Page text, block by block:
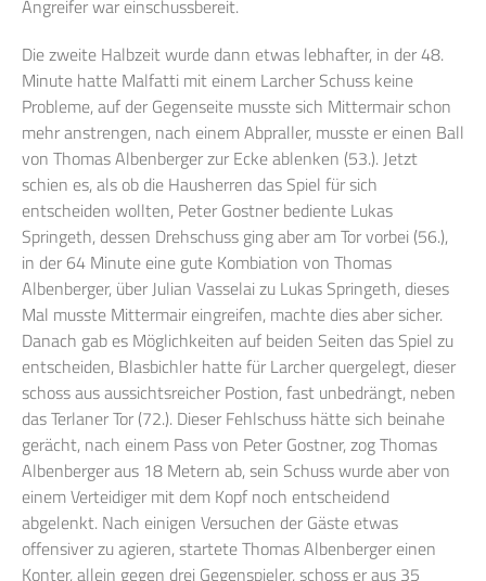
Angreifer war einschussbereit.
Die zweite Halbzeit wurde dann etwas lebhafter, in der 48.
Minute hatte Malfatti mit einem Larcher Schuss keine
Probleme, auf der Gegenseite musste sich Mittermair schon
mehr anstrengen, nach einem Abpraller, musste er einen Ball
von Thomas Albenberger zur Ecke ablenken (53.). Jetzt
schien es, als ob die Hausherren das Spiel für sich
entscheiden wollten, Peter Gostner bediente Lukas
Springeth, dessen Drehschuss ging aber am Tor vorbei (56.),
in der 64 Minute eine gute Kombiation von Thomas
Albenberger, über Julian Vasselai zu Lukas Springeth, dieses
Mal musste Mittermair eingreifen, machte dies aber sicher.
Danach gab es Möglichkeiten auf beiden Seiten das Spiel zu
entscheiden, Blasbichler hatte für Larcher quergelegt, dieser
schoss aus aussichtsreicher Postion, fast unbedrängt, neben
das Terlaner Tor (72.). Dieser Fehlschuss hätte sich beinahe
gerächt, nach einem Pass von Peter Gostner, zog Thomas
Albenberger aus 18 Metern ab, sein Schuss wurde aber von
einem Verteidiger mit dem Kopf noch entscheidend
abgelenkt. Nach einigen Versuchen der Gäste etwas
offensiver zu agieren, startete Thomas Albenberger einen
Konter, allein gegen drei Gegenspieler, schoss er aus 35